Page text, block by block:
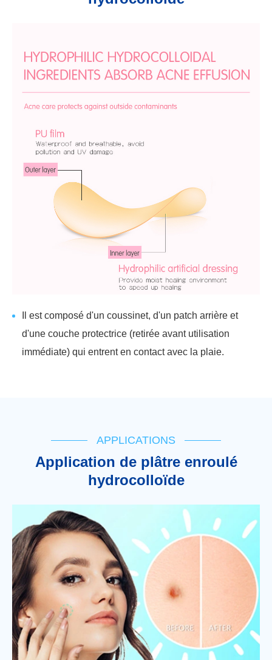
Il est composé d'un coussinet, d'un patch arrière et
d'une couche protectrice (retirée avant utilisation
immédiate) qui entrent en contact avec la plaie.
APPLICATIONS
Application de plâtre enroulé
hydrocolloïde